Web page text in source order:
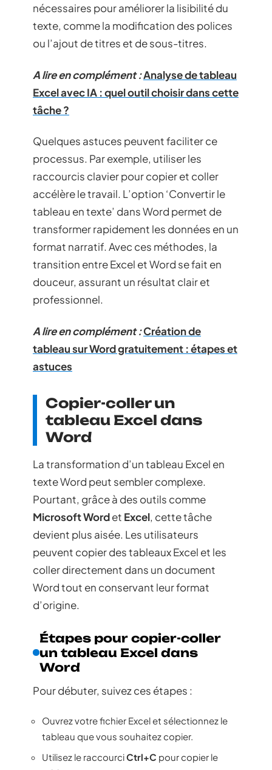
nécessaires pour améliorer la lisibilité du
texte, comme la modification des polices
ou l’ajout de titres et de sous-titres.
A lire en complément :Analyse de tableau
Excel avec IA : quel outil choisir dans cette
tâche ?
Quelques astuces peuvent faciliter ce
processus. Par exemple, utiliser les
raccourcis clavier pour copier et coller
accélère le travail. L’option ‘Convertir le
tableau en texte’ dans Word permet de
transformer rapidement les données en un
format narratif. Avec ces méthodes, la
transition entre Excel et Word se fait en
douceur, assurant un résultat clair et
professionnel.
A lire en complément :Création de
tableau sur Word gratuitement : étapes et
astuces
Copier-coller un
tableau Excel dans
Word
La transformation d’un tableau Excel en
texte Word peut sembler complexe.
Pourtant, grâce à des outils comme
Microsoft Wordet Excel, cette tâche
devient plus aisée. Les utilisateurs
peuvent copier des tableaux Excel et les
coller directement dans un document
Word tout en conservant leur format
d’origine.
Étapes pour copier-coller
un tableau Excel dans
Word
Pour débuter, suivez ces étapes :
Ouvrez votre fichier Excel et sélectionnez le
tableau que vous souhaitez copier.
Utilisez le raccourciCtrl+C pour copier le